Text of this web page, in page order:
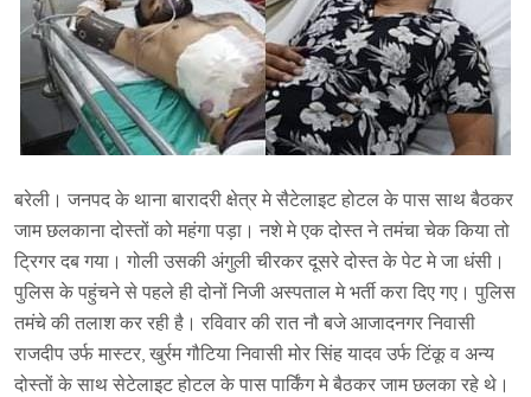
बरेली। जनपद के थाना बारादरी क्षेत्र मे सैटेलाइट होटल के पास साथ बैठकर
जाम छलकाना दोस्तों को महंगा पड़ा। नशे मे एक दोस्त ने तमंचा चेक किया तो
ट्रिगर दब गया। गोली उसकी अंगुली चीरकर दूसरे दोस्त के पेट मे जा धंसी।
पुलिस के पहुंचने से पहले ही दोनों निजी अस्पताल मे भर्ती करा दिए गए। पुलिस
तमंचे की तलाश कर रही है। रविवार की रात नौ बजे आजादनगर निवासी
राजदीप उर्फ मास्टर, खुर्रम गौटिया निवासी मोर सिंह यादव उर्फ टिंकू व अन्य
दोस्तों के साथ सेटेलाइट होटल के पास पार्किंग मे बैठकर जाम छलका रहे थे।